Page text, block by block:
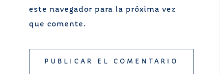
este navegador para la próxima vez
que comente.